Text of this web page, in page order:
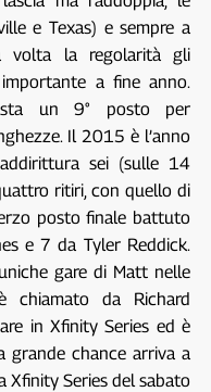
e Texas) e sempre a
volta la regolarità gli
a fine anno.
un 9° posto per
Il 2015 è l’anno
sei (sulle 14
ritiri, con quello di
posto finale battuto
e 7 da Tyler Reddick.
gare di Matt nelle
chiamato da Richard
in Xfinity Series ed è
grande chance arriva a
Xfinity Series del sabato